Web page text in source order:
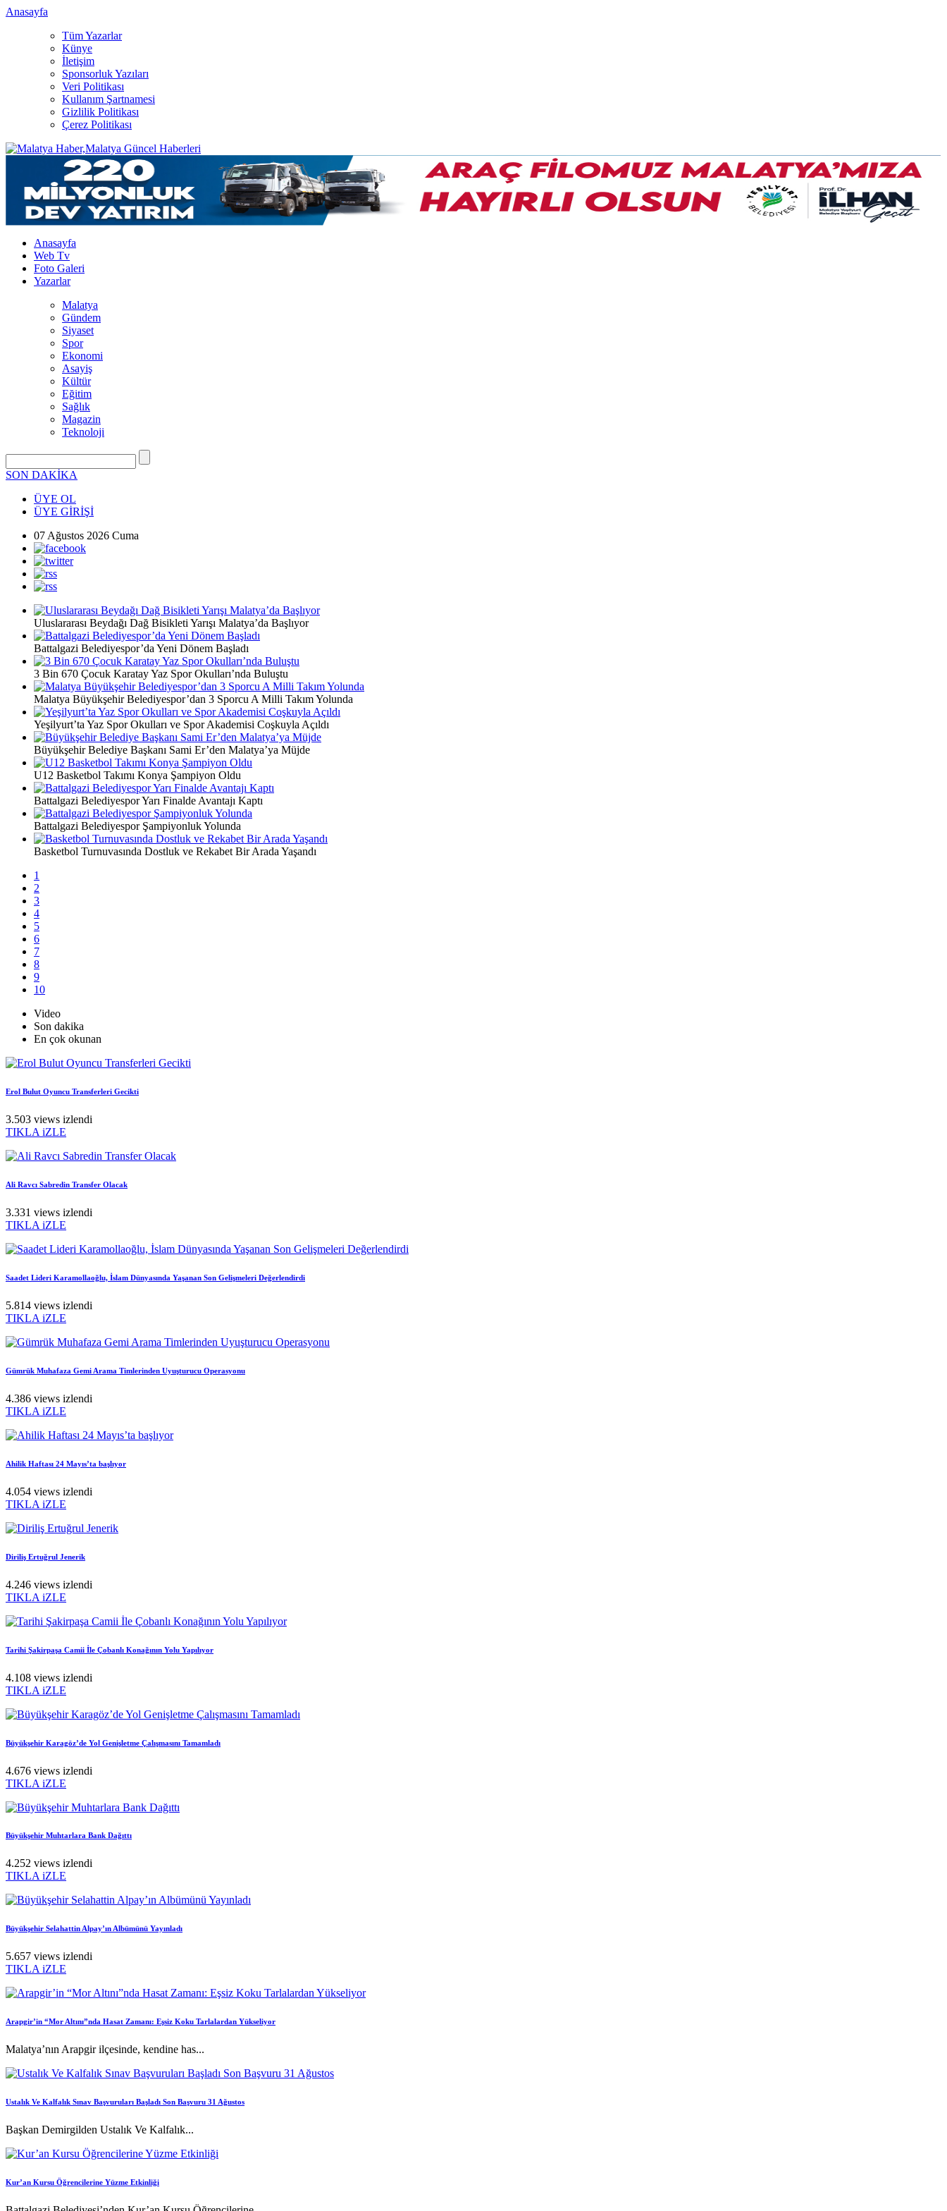
Anasayfa
Tüm Yazarlar
Künye
İletişim
Sponsorluk Yazıları
Veri Politikası
Kullanım Şartnamesi
Gizlilik Politikası
Çerez Politikası
Anasayfa
Web Tv
Foto Galeri
Yazarlar
Malatya
Gündem
Siyaset
Spor
Ekonomi
Asayiş
Kültür
Eğitim
Sağlık
Magazin
Teknoloji
SON DAKİKA
ÜYE OL
ÜYE GİRİŞİ
07 Ağustos 2026 Cuma
Uluslararası Beydağı Dağ Bisikleti Yarışı Malatya’da Başlıyor
Battalgazi Belediyespor’da Yeni Dönem Başladı
3 Bin 670 Çocuk Karatay Yaz Spor Okulları’nda Buluştu
Malatya Büyükşehir Belediyespor’dan 3 Sporcu A Milli Takım Yolunda
Yeşilyurt’ta Yaz Spor Okulları ve Spor Akademisi Coşkuyla Açıldı
Büyükşehir Belediye Başkanı Sami Er’den Malatya’ya Müjde
U12 Basketbol Takımı Konya Şampiyon Oldu
Battalgazi Belediyespor Yarı Finalde Avantajı Kaptı
Battalgazi Belediyespor Şampiyonluk Yolunda
Basketbol Turnuvasında Dostluk ve Rekabet Bir Arada Yaşandı
1
2
3
4
5
6
7
8
9
10
Video
Son dakika
En çok okunan
Erol Bulut Oyuncu Transferleri Gecikti
3.503 views izlendi
TIKLA iZLE
Ali Ravcı Sabredin Transfer Olacak
3.331 views izlendi
TIKLA iZLE
Saadet Lideri Karamollaoğlu, İslam Dünyasında Yaşanan Son Gelişmeleri Değerlendirdi
5.814 views izlendi
TIKLA iZLE
Gümrük Muhafaza Gemi Arama Timlerinden Uyuşturucu Operasyonu
4.386 views izlendi
TIKLA iZLE
Ahilik Haftası 24 Mayıs’ta başlıyor
4.054 views izlendi
TIKLA iZLE
Diriliş Ertuğrul Jenerik
4.246 views izlendi
TIKLA iZLE
Tarihi Şakirpaşa Camii İle Çobanlı Konağının Yolu Yapılıyor
4.108 views izlendi
TIKLA iZLE
Büyükşehir Karagöz’de Yol Genişletme Çalışmasını Tamamladı
4.676 views izlendi
TIKLA iZLE
Büyükşehir Muhtarlara Bank Dağıttı
4.252 views izlendi
TIKLA iZLE
Büyükşehir Selahattin Alpay’ın Albümünü Yayınladı
5.657 views izlendi
TIKLA iZLE
Arapgir’in “Mor Altını”nda Hasat Zamanı: Eşsiz Koku Tarlalardan Yükseliyor
Malatya’nın Arapgir ilçesinde, kendine has...
Ustalık Ve Kalfalık Sınav Başvuruları Başladı Son Başvuru 31 Ağustos
Başkan Demirgilden Ustalık Ve Kalfalık...
Kur’an Kursu Öğrencilerine Yüzme Etkinliği